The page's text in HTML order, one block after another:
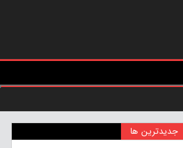
جدیدترین ها